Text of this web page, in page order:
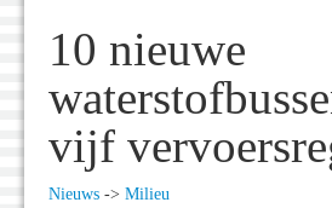
10 nieuwe
vijf
Nieuws -> Milieu